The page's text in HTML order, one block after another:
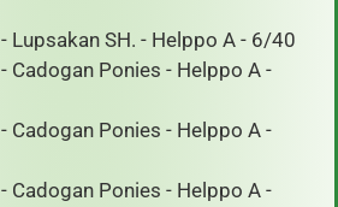
Lupsakan SH. - Helppo A - 6/40
Cadogan Ponies - Helppo A -
Cadogan Ponies - Helppo A -
Cadogan Ponies - Helppo A -